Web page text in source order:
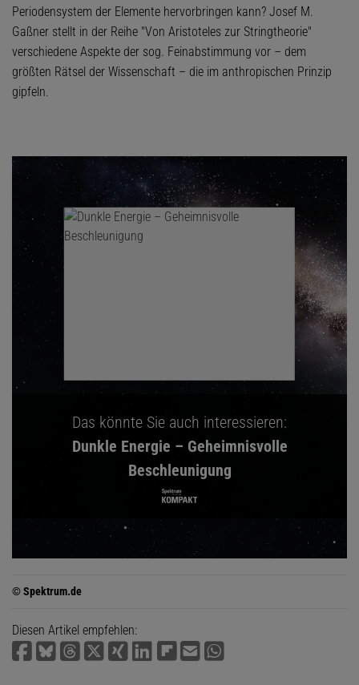
Periodensystem der Elemente hervorbringen kann? Josef M.
Gaßner stellt in der Reihe "Von Aristoteles zur Stringtheorie"
verschiedene Aspekte der sog. Feinabstimmung vor – dem
größten Rätsel der Wissenschaft – die im anthropischen Prinzip
gipfeln.
Das könnte Sie auch interessieren:
Dunkle Energie – Geheimnisvolle
Beschleunigung
© Spektrum.de
Diesen Artikel empfehlen: